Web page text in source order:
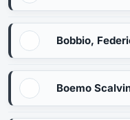
Bobbio,
Boemo